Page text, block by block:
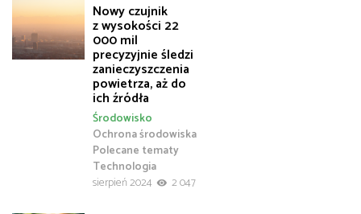
Nowy czujnik
z wysokości 22
000 mil
precyzyjnie śledzi
zanieczyszczenia
powietrza, aż do
ich źródła
Ochrona środowiska
Polecane tematy
Środowisko
Technologia
sierpień 2024
2 047